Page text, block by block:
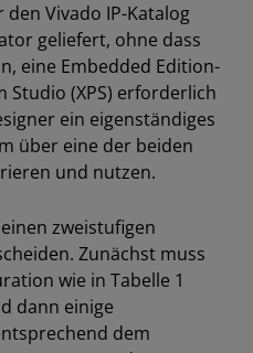
den Vivado IP-Katalog
geliefert, ohne dass
eine Embedded Edition-
Studio (XPS) erforderlich
ein eigenständiges
über eine der beiden
und nutzen.
zweistufigen
Zunächst muss
wie in Tabelle 1
dann einige
dem